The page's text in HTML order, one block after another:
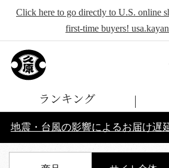
Click here to go directly to U.S. online
first-time buyers!
ランキング
地震・台風の影響によるお届け遅